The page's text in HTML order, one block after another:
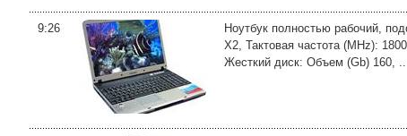
9:26
Ноутбук полностью рабочий,
X2, Тактовая частота (MHz):
Жесткий диск: Объем (Gb) 160, ...